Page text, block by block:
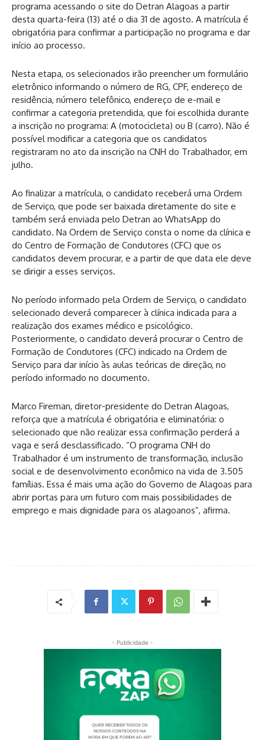
programa acessando o site do Detran Alagoas a partir
desta quarta-feira (13) até o dia 31 de agosto. A matrícula é
obrigatória para confirmar a participação no programa e dar
início ao processo.
Nesta etapa, os selecionados irão preencher um formulário
eletrônico informando o número de RG, CPF, endereço de
residência, número telefônico, endereço de e-mail e
confirmar a categoria pretendida, que foi escolhida durante
a inscrição no programa: A (motocicleta) ou B (carro). Não é
possível modificar a categoria que os candidatos
registraram no ato da inscrição na CNH do Trabalhador, em
julho.
Ao finalizar a matrícula, o candidato receberá uma Ordem
de Serviço, que pode ser baixada diretamente do site e
também será enviada pelo Detran ao WhatsApp do
candidato. Na Ordem de Serviço consta o nome da clínica e
do Centro de Formação de Condutores (CFC) que os
candidatos devem procurar, e a partir de que data ele deve
se dirigir a esses serviços.
No período informado pela Ordem de Serviço, o candidato
selecionado deverá comparecer à clínica indicada para a
realização dos exames médico e psicológico.
Posteriormente, o candidato deverá procurar o Centro de
Formação de Condutores (CFC) indicado na Ordem de
Serviço para dar início às aulas teóricas de direção, no
período informado no documento.
Marco Fireman, diretor-presidente do Detran Alagoas,
reforça que a matrícula é obrigatória e eliminatória: o
selecionado que não realizar essa confirmação perderá a
vaga e será desclassificado. “O programa CNH do
Trabalhador é um instrumento de transformação, inclusão
social e de desenvolvimento econômico na vida de 3.505
famílias. Essa é mais uma ação do Governo de Alagoas para
abrir portas para um futuro com mais possibilidades de
emprego e mais dignidade para os alagoanos”, afirma.
- Publicidade -